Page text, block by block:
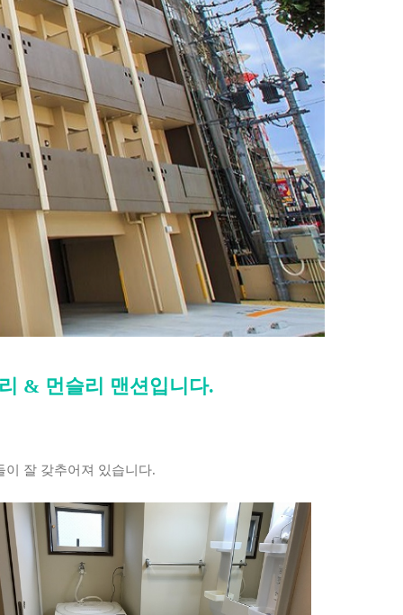
& 먼슬리 맨션입니다.
잘 갖추어져 있습니다.